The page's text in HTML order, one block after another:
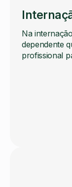
Na
dependente
profissional